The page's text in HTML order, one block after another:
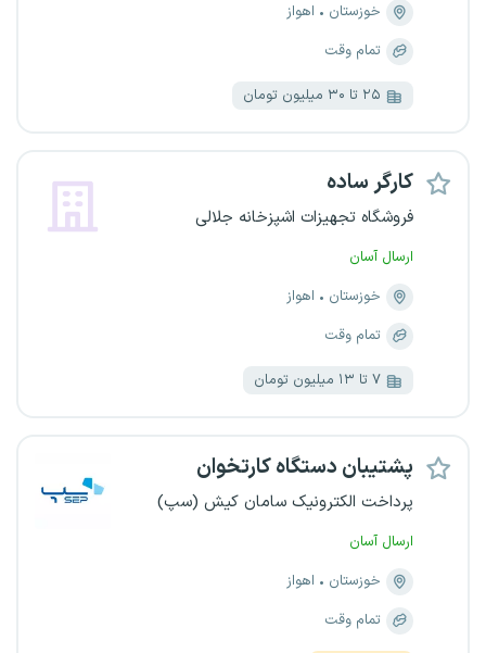
خوزستان
اهواز
تمام وقت
۲۵ تا ۳۰ میلیون تومان
کارگر ساده
فروشگاه تجهیزات اشپزخانه جلالی
ارسال آسان
خوزستان
اهواز
تمام وقت
۷ تا ۱۳ میلیون تومان
پشتیبان دستگاه کارتخوان
پرداخت الکترونیک سامان کیش (سپ)
ارسال آسان
خوزستان
اهواز
تمام وقت